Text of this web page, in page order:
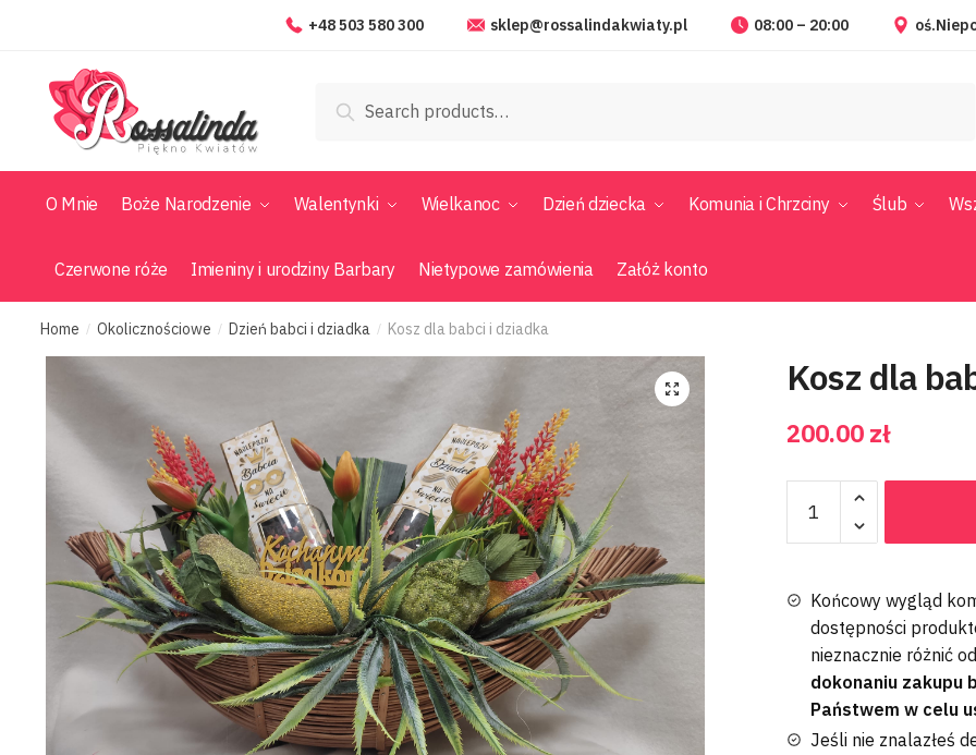
+48 503 580 300 sklep@rossalindakwiaty.pl 08:00 – 20:00
Search
O Mnie Boże Narodzenie Walentynki Wielkanoc Dzień dziecka Komunia i Chrzciny Ślub
Czerwone róże Imieniny i urodziny Barbary Nietypowe zamówienia Załóż konto
Home / Okolicznościowe / Dzień babci i dziadka / Kosz dla babci i dziadka
Kosz dla
200.00 zł
Końcowy wygląd
dostępności
nieznacznie różnić
dokonaniu zakupu
Państwem w celu
Jeśli nie znalazłeś